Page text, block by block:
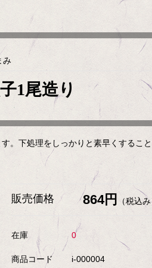
み
1尾造り
。下処理をしっかりと素早くするこ
販売価格 864円 （税込み
在庫 0
商品コード i-000004